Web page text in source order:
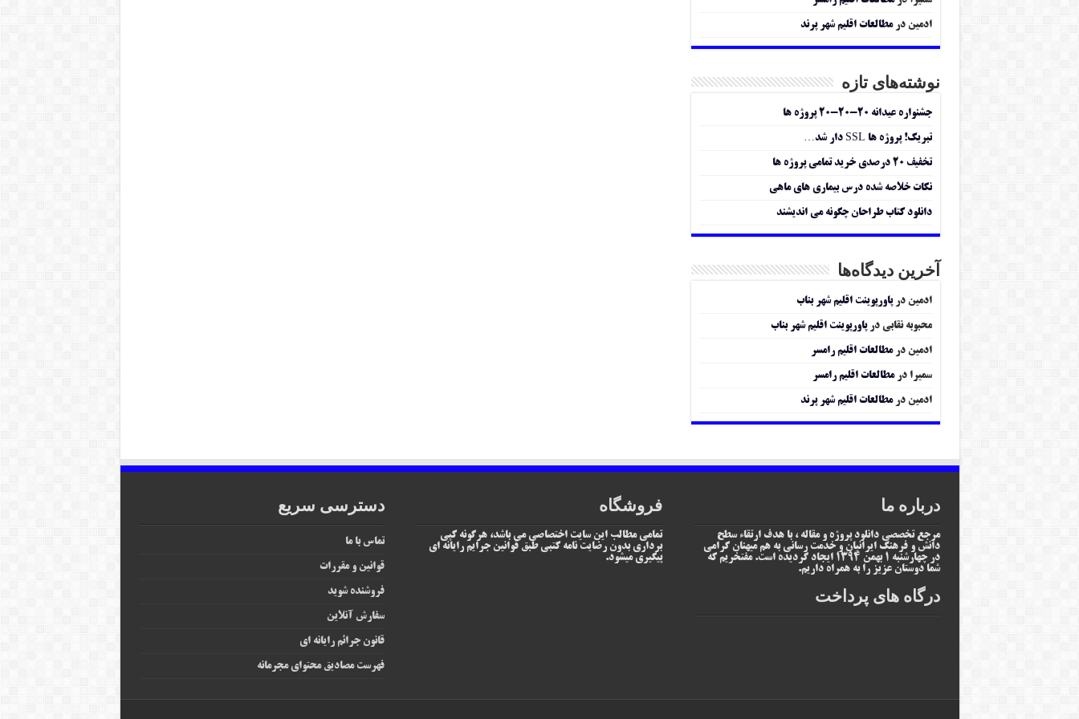
ادمین درمطالعات اقلیم شهر پرند
نوشته‌های تازه
جشنواره عیدانه ۲۰-۲۰-۲۰ پروژه ها
تبریک! پروژه ها SSL دار شد…
تخفیف ۲۰ درصدی خرید تمامی پروژه ها
نکات خلاصه شده درس بیماری های ماهی
دانلود کتاب طراحان چگونه می اندیشند
آخرین دیدگاه‌ها
ادمین درپاورپوینت اقلیم شهر بناب
محبوبه نقابی درپاورپوینت اقلیم شهر بناب
ادمین درمطالعات اقلیم رامسر
سمیرا درمطالعات اقلیم رامسر
ادمین درمطالعات اقلیم شهر پرند
درباره ما
مرجع تخصصی دانلود پروژه و مقاله ، با هدف ارتقاء سطح
دانش و فرهنگ ایرانیان و خدمت رسانی به هم میهنان گرامی
در چهارشنبه 1 بهمن 1394 ایجاد گردیده است. مفتخریم که
شما دوستان عزیز را به همراه داریم.
درگاه های پرداخت
فروشگاه
تمامی مطالب این سایت اختصاصی می باشد، هرگونه کپی
برداری بدون رضایت نامه کتبی طبق قوانین جرایم رایانه ای
پیگیری میشود.
دسترسی سریع
تماس با ما
قوانین و مقررات
فروشنده شوید
سفارش آنلاین
قانون جرائم رایانه‌ ای
فهرست مصادیق محتوای مجرمانه